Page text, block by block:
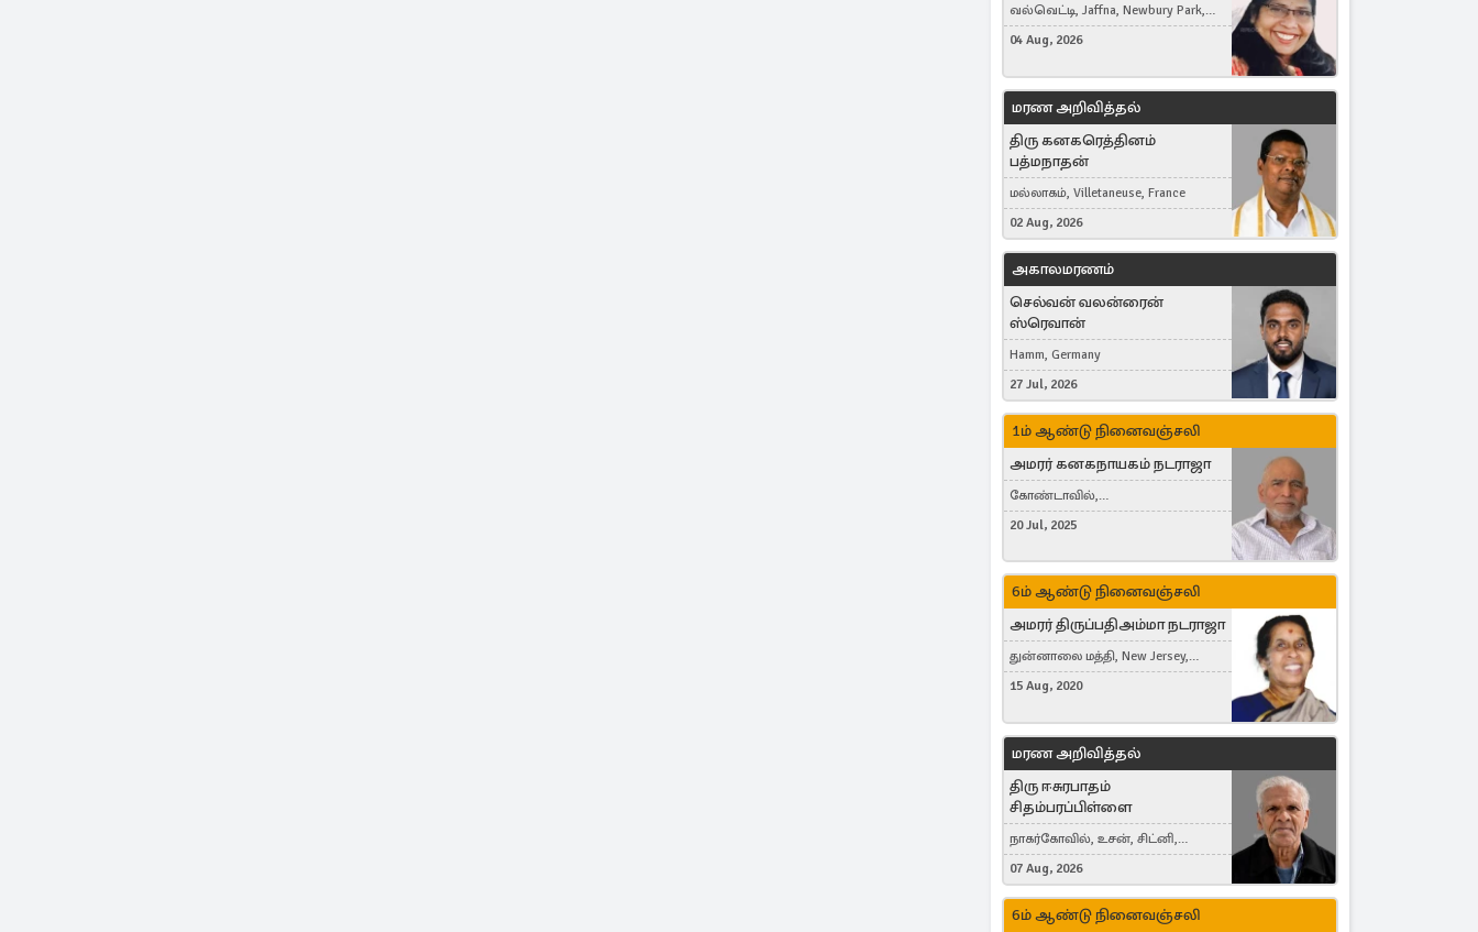
வல்வெட்டி, Jaffna, Newbury Park,
United Kingdom
04 Aug, 2026
மரண அறிவித்தல்
திரு கனகரெத்தினம்
பத்மநாதன்
மல்லாகம், Villetaneuse, France
02 Aug, 2026
அகாலமரணம்
செல்வன் வலன்ரைன்
ஸ்ரெவான்
Hamm, Germany
27 Jul, 2026
1ம் ஆண்டு நினைவஞ்சலி
அமரர் கனகநாயகம் நடராஜா
கோண்டாவில்,
புன்னாலைக்கட்டுவன், சவுதி
Germany, Brampton, Canada
20 Jul, 2025
6ம் ஆண்டு நினைவஞ்சலி
அமரர் திருப்பதிஅம்மா நடராஜா
துன்னாலை மத்தி, New Jersey,
United States, Toronto, Canada
15 Aug, 2020
மரண அறிவித்தல்
திரு ஈசுரபாதம்
சிதம்பரப்பிள்ளை
நாகர்கோவில், உசன், சிட்னி,
Australia
07 Aug, 2026
6ம் ஆண்டு நினைவஞ்சலி